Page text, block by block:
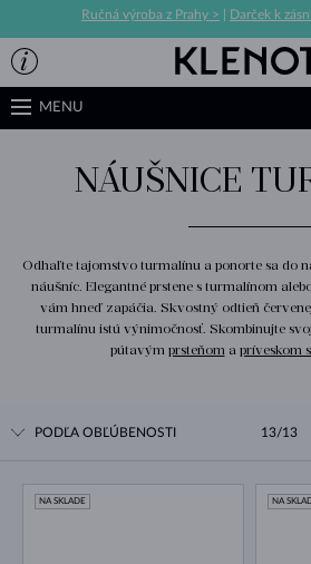
Ručná výroba z Prahy > Darček k
MENU
NÁUŠNICE
Odhaľte tajomstvo turmalínu a ponorte sa do
náušníc. Elegantné prstene s turmalínom
vám hneď zapáčia. Skvostný odtieň
turmalínu istú výnimočnosť. Skombinujte
pútavým prsteňoma príveskom
PODĽA OBĽÚBENOSTI 13/13
NA SKLADE NA